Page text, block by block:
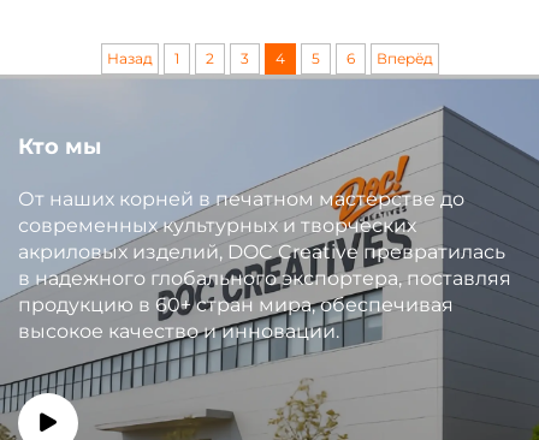
Назад 1 2 3 4 5 6 Вперёд
Кто мы
От наших корней в печатном мастерстве до
современных культурных и творческих
акриловых изделий, DOC Creative превратилась
в надежного глобального экспортера, поставляя
продукцию в 60+ стран мира, обеспечивая
высокое качество и инновации.